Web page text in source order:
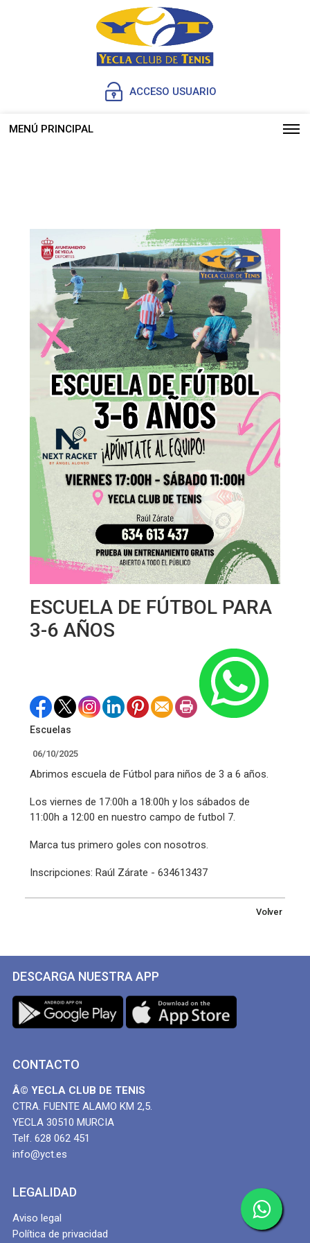
ACCESO USUARIO
MENÚ PRINCIPAL
ESCUELA DE FÚTBOL PARA
3-6 AÑOS
Escuelas
06/10/2025
Abrimos escuela de Fútbol para niños de 3 a 6 años.
Los viernes de 17:00h a 18:00h y los sábados de
11:00h a 12:00 en nuestro campo de futbol 7.
Marca tus primero goles con nosotros.
Inscripciones: Raúl Zárate - 634613437
Volver
DESCARGA NUESTRA APP
CONTACTO
Â© YECLA CLUB DE TENIS
CTRA. FUENTE ALAMO KM 2,5.
YECLA 30510 MURCIA
Telf. 628 062 451
info@yct.es
LEGALIDAD
Aviso legal
Política de privacidad